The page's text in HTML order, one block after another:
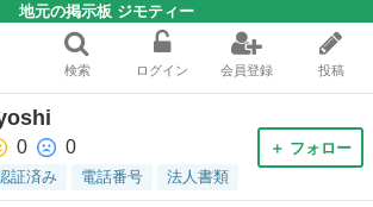
地元の掲示板 ジモティー
検索 ログイン 会員登録 投稿
0 0
証済み 電話番号 法人書類
＋ フォロー